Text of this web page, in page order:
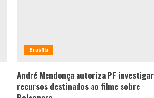
Brasília
André Mendonça autoriza PF investigar
recursos destinados ao filme sobre